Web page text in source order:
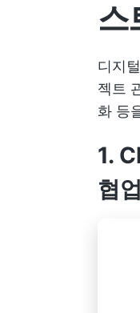
스
디지
젝트
화 등
1.
협